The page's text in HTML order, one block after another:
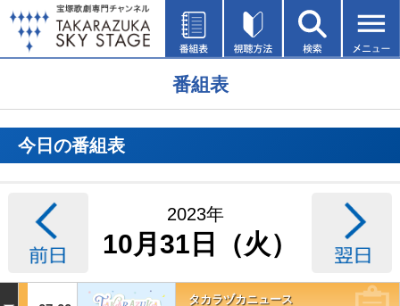
番組表
今日の番組表
2023年
10月31日（火）
タカラヅカニュース